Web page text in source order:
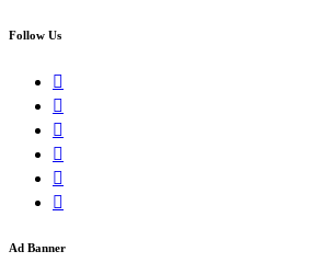
Follow Us
Ad Banner